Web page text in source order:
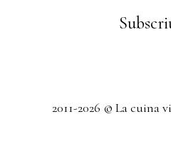
2011-2026 © La